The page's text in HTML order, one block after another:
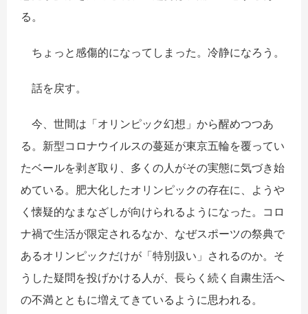
る。
ちょっと感傷的になってしまった。冷静になろう。
話を戻す。
今、世間は「オリンピック幻想」から醒めつつあ
る。新型コロナウイルスの蔓延が東京五輪を覆ってい
たベールを剥ぎ取り、多くの人がその実態に気づき始
めている。肥大化したオリンピックの存在に、ようや
く懐疑的なまなざしが向けられるようになった。コロ
ナ禍で生活が限定されるなか、なぜスポーツの祭典で
あるオリンピックだけが「特別扱い」されるのか。そ
うした疑問を投げかける人が、長らく続く自粛生活へ
の不満とともに増えてきているように思われる。